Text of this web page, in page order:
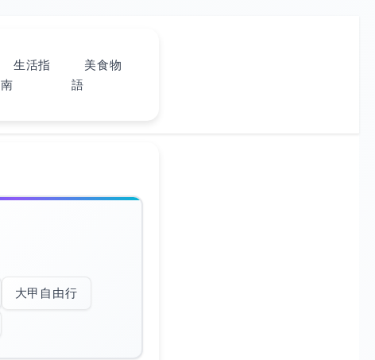
生活指
南
美食物
語
大甲自由行